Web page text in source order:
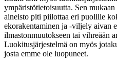
ympäristötietoisuutta. Sen
aineisto piti piilottaa eri puolille
ekorakentaminen ja -viljely aivan
ilmastonmuutokseen tai vihreään
Luokitusjärjestelmä on myös
josta emme ole luopuneet.